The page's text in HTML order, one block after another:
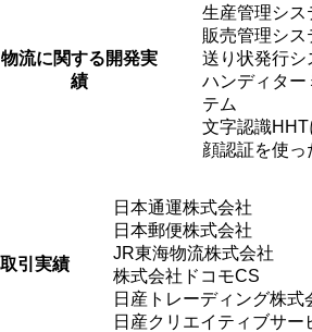
物流に関する開発実
績
生産管理シス
販売管理シス
送り状発行シ
ハンディター
テム
⽂字認識
顔認証を使っ
取引実績
⽇本通運株式会社
⽇本郵便株式会社
JR東海物流株式会社
株式会社ドコモCS
日産トレーディング株式
日産クリエイティブサー